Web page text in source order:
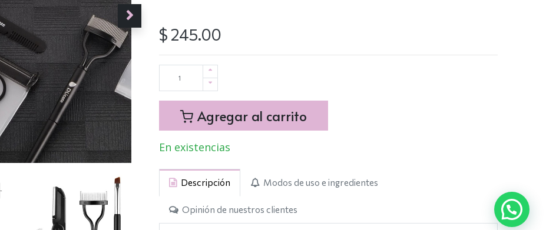
$ 245.00
Agregar al carrito
En existencias
Descripción Modos de uso e ingredientes
Opinión de nuestros clientes